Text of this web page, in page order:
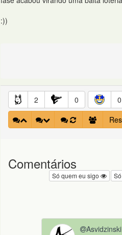
:))
2 0 0
Comentários
Só quem eu sigo
Asvidzinski